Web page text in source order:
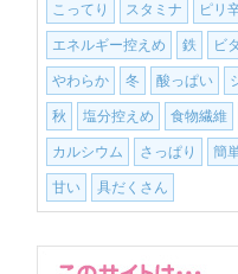
こってり スタミナ ピリ
エネルギー控えめ 鉄 ビ
やわらか 冬 酸っぱい
秋 塩分控えめ 食物繊維
カルシウム さっぱり 簡
甘い 具だくさん